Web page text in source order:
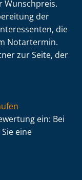
Wunschpreis.
der
die
Notartermin.
zur Seite, der
ein: Bei
eine